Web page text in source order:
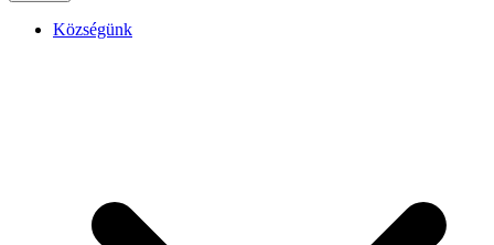
Községünk